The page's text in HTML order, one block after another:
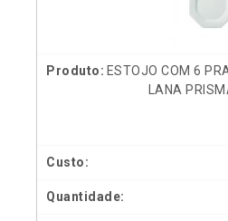
ESTOJO COM 6
LANA